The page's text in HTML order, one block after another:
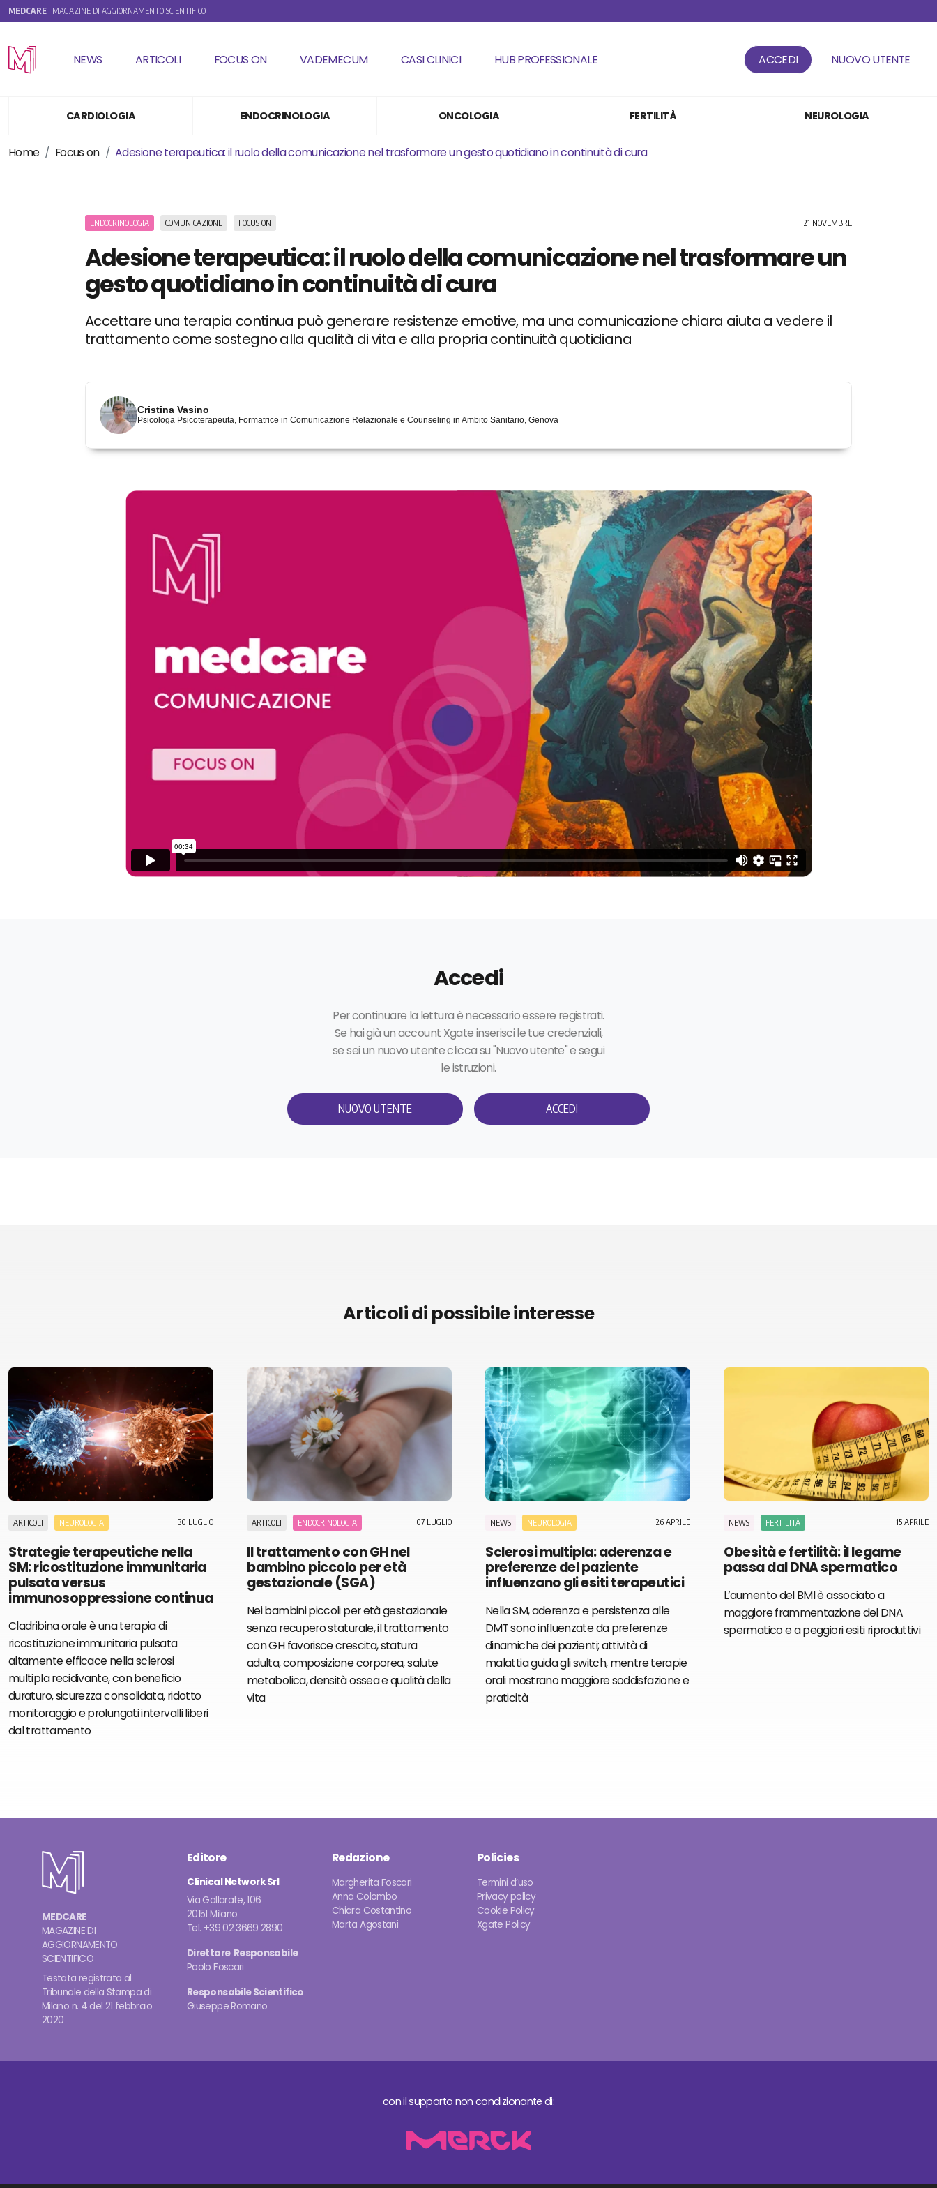
MEDCARE MAGAZINE DI AGGIORNAMENTO SCIENTIFICO
NEWS ARTICOLI FOCUS ON VADEMECUM CASI CLINICI HUB PROFESSIONALE ACCEDI NUOVO UTENTE
CARDIOLOGIA ENDOCRINOLOGIA ONCOLOGIA FERTILITÀ NEUROLOGIA
Home Focus on Adesione terapeutica: il ruolo della comunicazione nel trasformare un gesto quotidiano in continuità di cura
ENDOCRINOLOGIA COMUNICAZIONE FOCUS ON 21 NOVEMBRE
Adesione terapeutica: il ruolo della comunicazione nel trasformare un
gesto quotidiano in continuità di cura
Accettare una terapia continua può generare resistenze emotive, ma una comunicazione chiara aiuta a vedere il
trattamento come sostegno alla qualità di vita e alla propria continuità quotidiana
Cristina Vasino
Psicologa Psicoterapeuta, Formatrice in Comunicazione Relazionale e Counseling in Ambito Sanitario, Genova
Accedi
Per continuare la lettura è necessario essere registrati.
Se hai già un account Xgate inserisci le tue credenziali,
se sei un nuovo utente clicca su "Nuovo utente" e segui
le istruzioni.
NUOVO UTENTE ACCEDI
Articoli di possibile interesse
ARTICOLI NEUROLOGIA 30 LUGLIO
Strategie terapeutiche nella
SM: ricostituzione immunitaria
pulsata versus
immunosoppressione continua
Cladribina orale è una terapia di
ricostituzione immunitaria pulsata
altamente efficace nella sclerosi
multipla recidivante, con beneficio
duraturo, sicurezza consolidata, ridotto
monitoraggio e prolungati intervalli liberi
dal trattamento
ARTICOLI ENDOCRINOLOGIA 07 LUGLIO
Il trattamento con GH nel
bambino piccolo per età
gestazionale (SGA)
Nei bambini piccoli per età gestazionale
senza recupero staturale, il trattamento
con GH favorisce crescita, statura
adulta, composizione corporea, salute
metabolica, densità ossea e qualità della
vita
NEWS NEUROLOGIA 26 APRILE
Sclerosi multipla: aderenza e
preferenze del paziente
influenzano gli esiti terapeutici
Nella SM, aderenza e persistenza alle
DMT sono influenzate da preferenze
dinamiche dei pazienti; attività di
malattia guida gli switch, mentre terapie
orali mostrano maggiore soddisfazione e
praticità
NEWS FERTILITÀ 15 APRILE
Obesità e fertilità: il legame
passa dal DNA spermatico
L’aumento del BMI è associato a
maggiore frammentazione del DNA
spermatico e a peggiori esiti riproduttivi
MEDCARE
MAGAZINE DI
AGGIORNAMENTO
SCIENTIFICO
Testata registrata al
Tribunale della Stampa di
Milano n. 4 del 21 febbraio
2020
Editore
Clinical Network Srl
Via Gallarate, 106
20151 Milano
Tel. +39 02 3669 2890
Direttore Responsabile
Paolo Foscari
Responsabile Scientifico
Giuseppe Romano
Redazione
Margherita Foscari
Anna Colombo
Chiara Costantino
Marta Agostani
Policies
Termini d’uso
Privacy policy
Cookie Policy
Xgate Policy
con il supporto non condizionante di: